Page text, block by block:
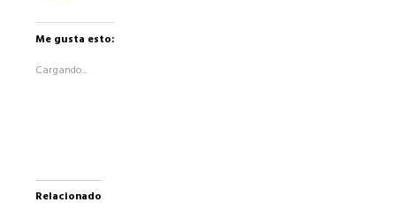
en
Facebook
en
Me gusta esto:
Cargando...
Relacionado